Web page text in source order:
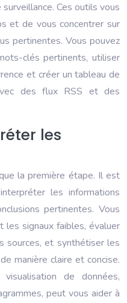
Ces outils vous
et de vous concentrer sur
pertinentes. Vous pouvez
clés pertinents, utiliser
et créer un tableau de
des flux RSS et des
les
la première étape. Il est
les informations
pertinentes. Vous
signaux faibles, évaluer
sources, et synthétiser les
manière claire et concise.
de données,
peut vous aider à